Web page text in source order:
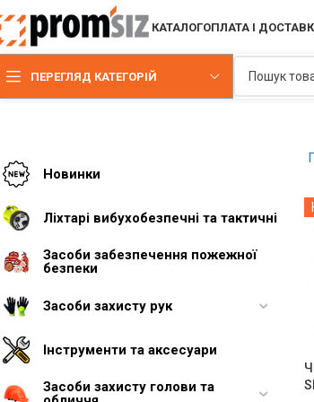
КАТАЛОГОПЛАТА І
ПЕРЕГЛЯД КАТЕГОРІЙ
Новинки
Ліхтарі вибухобезпечні та тактичні
Засоби забезпечення пожежної
безпеки
Засоби захисту рук
Інструменти та аксесуари
Засоби захисту голови та